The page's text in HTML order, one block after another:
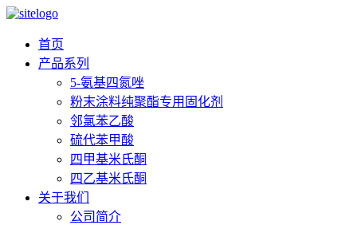
首页
产品系列
5-氨基四氮唑
粉末涂料纯聚酯专用固化剂
邻氯苯乙酸
硫代苯甲酸
四甲基米氏酮
四乙基米氏酮
关于我们
公司简介